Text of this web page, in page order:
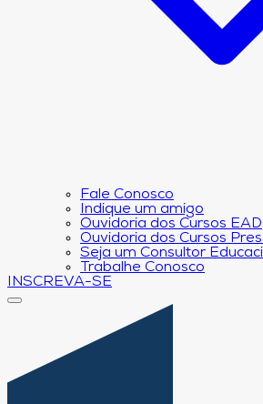
Fale Conosco
Indique um amigo
Ouvidoria dos Cursos EAD
Ouvidoria dos Cursos
Seja um Consultor
Trabalhe Conosco
INSCREVA-SE